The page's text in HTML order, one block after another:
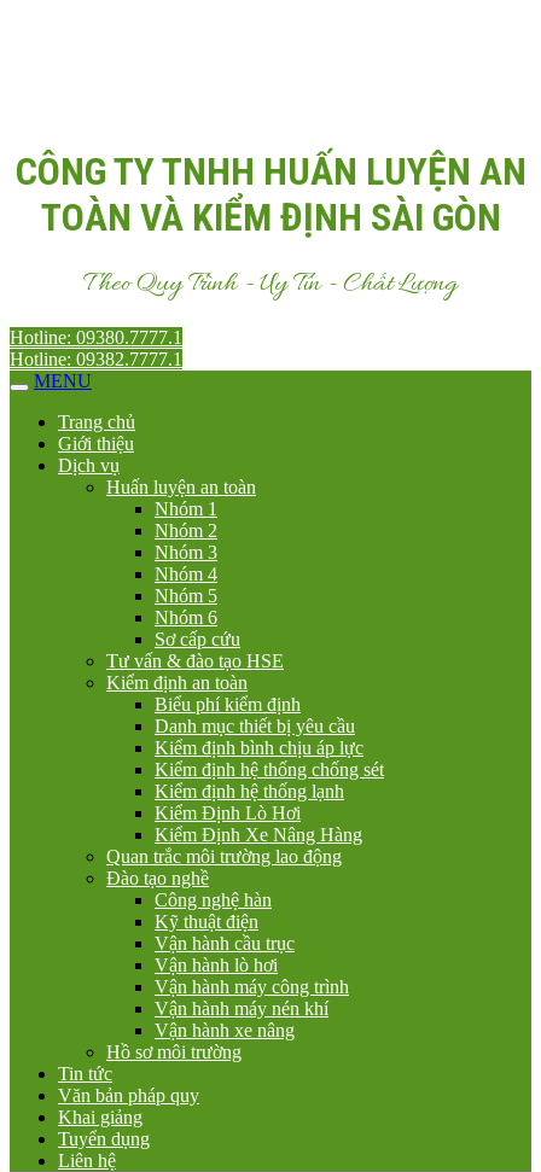
CÔNG TY TNHH HUẤN LUYỆN AN
TOÀN VÀ KIỂM ĐỊNH SÀI GÒN
Theo Quy Trình - Uy Tín - Chất Lượng
Hotline: 09380.7777.1
Hotline: 09382.7777.1
MENU
Trang chủ
Giới thiệu
Dịch vụ
Huấn luyện an toàn
Nhóm 1
Nhóm 2
Nhóm 3
Nhóm 4
Nhóm 5
Nhóm 6
Sơ cấp cứu
Tư vấn & đào tạo HSE
Kiểm định an toàn
Biểu phí kiểm định
Danh mục thiết bị yêu cầu
Kiểm định bình chịu áp lực
Kiểm định hệ thống chống sét
Kiểm định hệ thống lạnh
Kiểm Định Lò Hơi
Kiểm Định Xe Nâng Hàng
Quan trắc môi trường lao động
Đào tạo nghề
Công nghệ hàn
Kỹ thuật điện
Vận hành cầu trục
Vận hành lò hơi
Vận hành máy công trình
Vận hành máy nén khí
Vận hành xe nâng
Hồ sơ môi trường
Tin tức
Văn bản pháp quy
Khai giảng
Tuyển dụng
Liên hệ